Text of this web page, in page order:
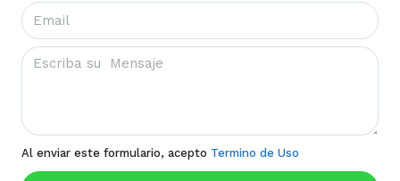
Al enviar este formulario, acepto Termino de Uso